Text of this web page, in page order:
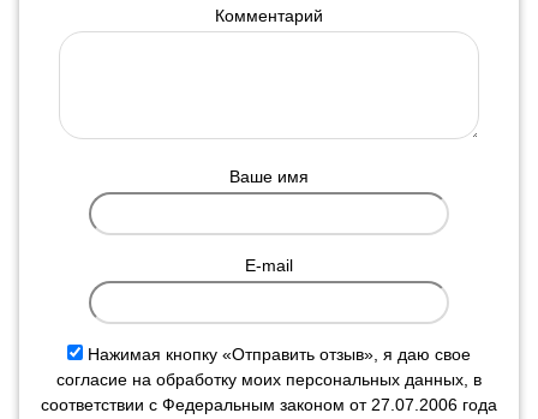
Комментарий
Ваше имя
E-mail
Нажимая кнопку «Отправить отзыв», я даю свое
согласие на обработку моих персональных данных, в
соответствии с Федеральным законом от 27.07.2006 года